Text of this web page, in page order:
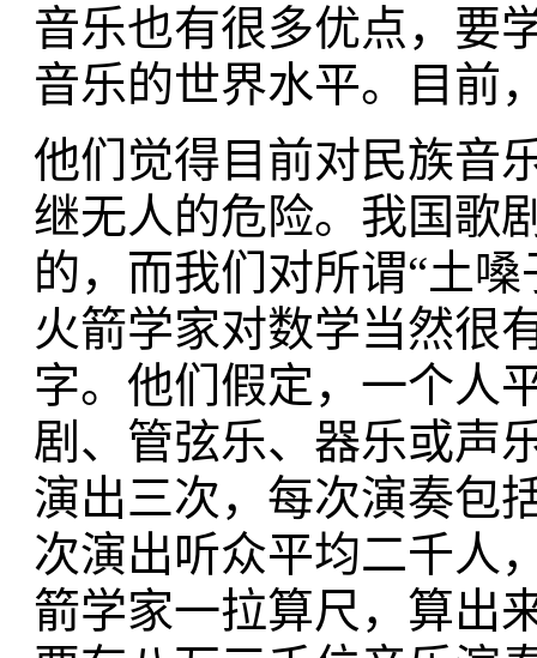
音乐也有很多优点，要
音乐的世界水平。目前
他们觉得目前对民族音
继无人的危险。我国歌
的，而我们对所谓“土
火箭学家对数学当然很
字。他们假定，一个人
剧、管弦乐、器乐或声
演出三次，每次演奏包
次演出听众平均二千人
箭学家一拉算尺，算出